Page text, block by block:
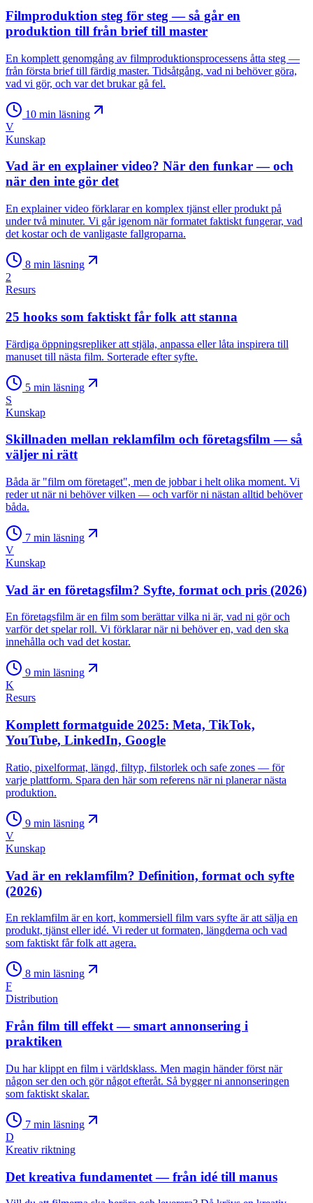
Filmproduktion steg för steg — så går en
produktion till från brief till master
En komplett genomgång av filmproduktionsprocessens åtta steg —
från första brief till färdig master. Tidsåtgång, vad ni behöver göra,
vad vi gör, och var det brukar gå fel.
10 min läsning
V
Kunskap
Vad är en explainer video? När den funkar — och
när den inte gör det
En explainer video förklarar en komplex tjänst eller produkt på
under två minuter. Vi går igenom när formatet faktiskt fungerar, vad
det kostar och de vanligaste fallgroparna.
8 min läsning
2
Resurs
25 hooks som faktiskt får folk att stanna
Färdiga öppningsrepliker att stjäla, anpassa eller låta inspirera till
manuset till nästa film. Sorterade efter syfte.
5 min läsning
S
Kunskap
Skillnaden mellan reklamfilm och företagsfilm — så
väljer ni rätt
Båda är "film om företaget", men de jobbar i helt olika moment. Vi
reder ut när ni behöver vilken — och varför ni nästan alltid behöver
båda.
7 min läsning
V
Kunskap
Vad är en företagsfilm? Syfte, format och pris (2026)
En företagsfilm är en film som berättar vilka ni är, vad ni gör och
varför det spelar roll. Vi förklarar när ni behöver en, vad den ska
innehålla och vad det kostar.
9 min läsning
K
Resurs
Komplett formatguide 2025: Meta, TikTok,
YouTube, LinkedIn, Google
Ratio, pixelformat, längd, filtyp, filstorlek och safe zones — för
varje plattform. Spara den här som referens när ni planerar nästa
produktion.
9 min läsning
V
Kunskap
Vad är en reklamfilm? Definition, format och syfte
(2026)
En reklamfilm är en kort, kommersiell film vars syfte är att sälja en
produkt, tjänst eller idé. Vi reder ut formaten, längderna och vad
som faktiskt får folk att agera.
8 min läsning
F
Distribution
Från film till effekt — smart annonsering i
praktiken
Du har klippt en film i världsklass. Men magin händer först när
någon ser den och gör något efteråt. Så bygger ni annonseringen
som faktiskt skalar.
7 min läsning
D
Kreativ riktning
Det kreativa fundamentet — från idé till manus